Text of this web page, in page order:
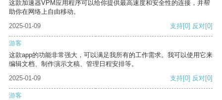
这款加速器VPM应用程序可以给你提供最高速度和安全性的连接，并帮
助你在网络上自由移动。
2025-01-09
支持[0] 反对[0]
游客
这款app的功能非常强大，可以满足我所有的工作需求。我可以使用它来
编辑文档、制作演示文稿、管理日程安排等。
2025-01-09
支持[0] 反对[0]
游客